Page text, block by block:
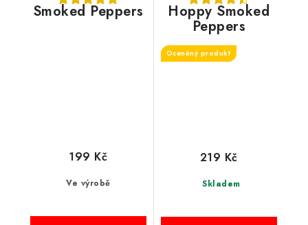
Smoked Peppers
Ve výrobě
199 Kč
Hoppy Smoked
Peppers
Oceněný produkt
Skladem
219 Kč